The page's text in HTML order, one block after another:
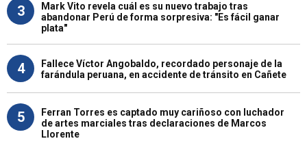
3
Mark Vito revela cuál es su nuevo trabajo tras
abandonar Perú de forma sorpresiva: "Es fácil ganar
plata"
4
Fallece Víctor Angobaldo, recordado personaje de la
farándula peruana, en accidente de tránsito en Cañete
5
Ferran Torres es captado muy cariñoso con luchador
de artes marciales tras declaraciones de Marcos
Llorente